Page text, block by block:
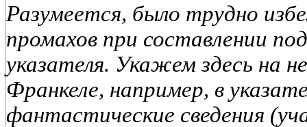
Разумеется, было трудно
промахов при составлении
указателя. Укажем здесь на
Франкеле, например, в
фантастические сведения